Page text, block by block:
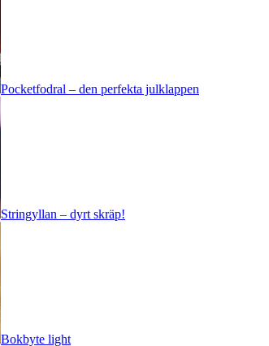
Pocketfodral – den perfekta julklappen
Stringyllan – dyrt skräp!
Bokbyte light